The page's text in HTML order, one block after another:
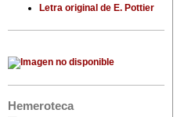
Letra original de E. Pottier
Hemeroteca